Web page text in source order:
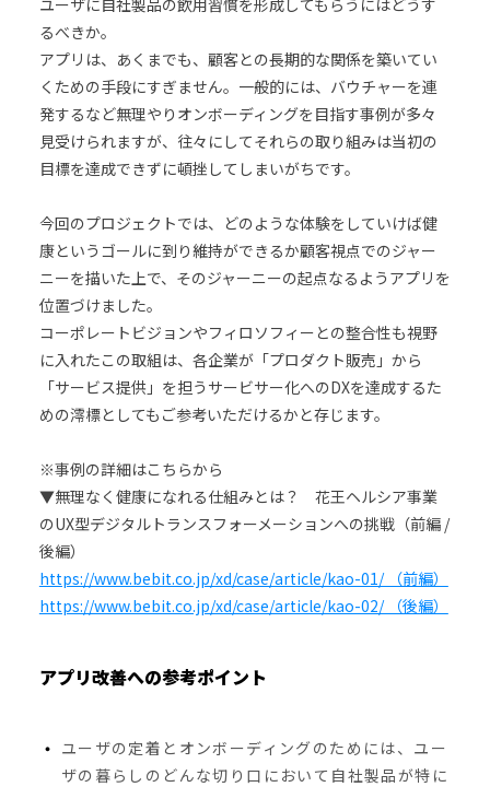
るべきか。
アプリは、あくまでも、顧客との長期的な関係を築いてい
くための手段にすぎません。一般的には、バウチャーを連
発するなど無理やりオンボーディングを目指す事例が多々
見受けられますが、往々にしてそれらの取り組みは当初の
目標を達成できずに頓挫してしまいがちです。
今回のプロジェクトでは、どのような体験をしていけば健
康というゴールに到り維持ができるか顧客視点でのジャー
ニーを描いた上で、そのジャーニーの起点なるようアプリを
位置づけました。
コーポレートビジョンやフィロソフィーとの整合性も視野
に入れたこの取組は、各企業が「プロダクト販売」から
「サービス提供」を担うサービサー化へのDXを達成するた
めの澪標としてもご参考いただけるかと存じます。
※事例の詳細はこちらから
▼無理なく健康になれる仕組みとは？ 花王ヘルシア事業
のUX型デジタルトランスフォーメーションへの挑戦（前編 /
後編）
https://www.bebit.co.jp/xd/case/article/kao-01/ （前編）
https://www.bebit.co.jp/xd/case/article/kao-02/ （後編）
アプリ改善への参考ポイント
ユーザの定着とオンボーディングのためには、ユー
ザの暮らしのどんな切り口において自社製品が特に